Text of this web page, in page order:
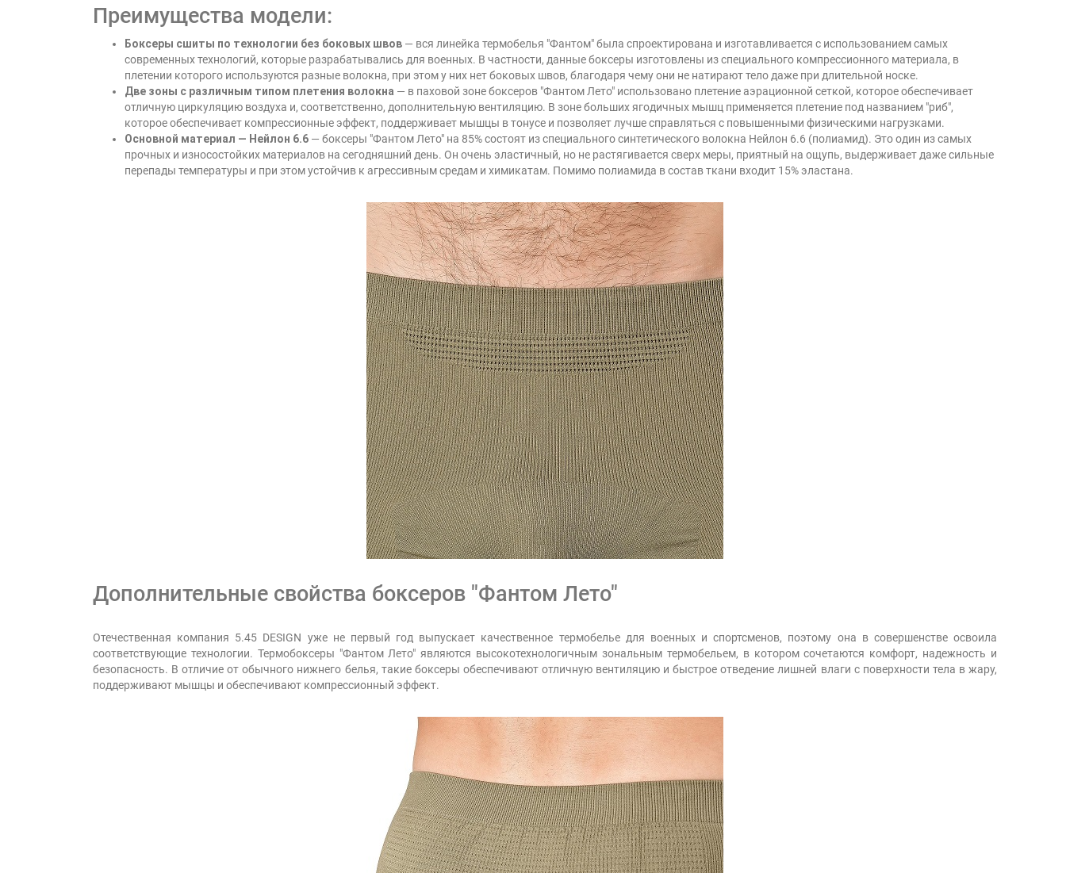
Преимущества модели:
Боксеры сшиты по технологии без боковых швов — вся линейка термобелья "Фантом" была спроектирована и изготавливается с использованием самых
современных технологий, которые разрабатывались для военных. В частности, данные боксеры изготовлены из специального компрессионного материала, в
плетении которого используются разные волокна, при этом у них нет боковых швов, благодаря чему они не натирают тело даже при длительной носке.
Две зоны с различным типом плетения волокна — в паховой зоне боксеров "Фантом Лето" использовано плетение аэрационной сеткой, которое обеспечивает
отличную циркуляцию воздуха и, соответственно, дополнительную вентиляцию. В зоне больших ягодичных мышц применяется плетение под названием "риб",
которое обеспечивает компрессионные эффект, поддерживает мышцы в тонусе и позволяет лучше справляться с повышенными физическими нагрузками.
Основной материал — Нейлон 6.6 — боксеры "Фантом Лето" на 85% состоят из специального синтетического волокна Нейлон 6.6 (полиамид). Это один из самых
прочных и износостойких материалов на сегодняшний день. Он очень эластичный, но не растягивается сверх меры, приятный на ощупь, выдерживает даже сильные
перепады температуры и при этом устойчив к агрессивным средам и химикатам. Помимо полиамида в состав ткани входит 15% эластана.
Дополнительные свойства боксеров "Фантом Лето"
Отечественная компания 5.45 DESIGN уже не первый год выпускает качественное термобелье для военных и спортсменов, поэтому она в совершенстве освоила
соответствующие технологии. Термобоксеры "Фантом Лето" являются высокотехнологичным зональным термобельем, в котором сочетаются комфорт, надежность и
безопасность. В отличие от обычного нижнего белья, такие боксеры обеспечивают отличную вентиляцию и быстрое отведение лишней влаги с поверхности тела в жару,
поддерживают мышцы и обеспечивают компрессионный эффект.